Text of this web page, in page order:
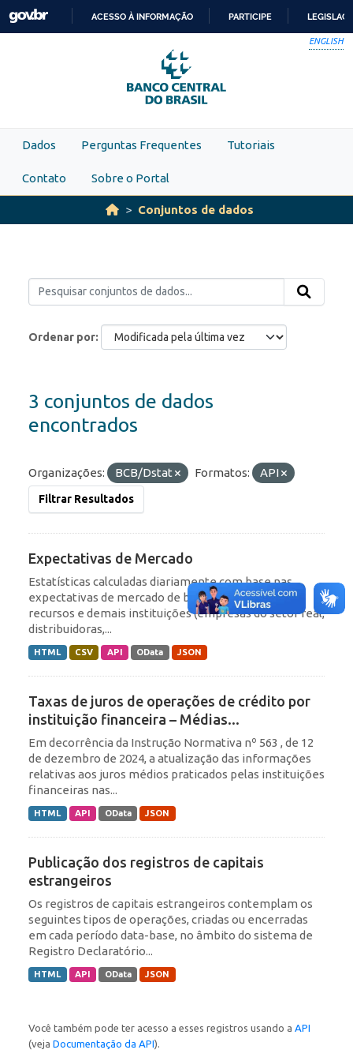
Skip to main content
PARA
O
CONTEÚDO
ACESSO À INFORMAÇÃO PARTICIPE
ENGLISH
Dados Perguntas Frequentes Tutoriais
Contato Sobre o Portal
Conjuntos de dados
Ordenar por
3 conjuntos de dados
encontrados
Organizações: BCB/Dstat Formatos: API
Filtrar Resultados
Expectativas de Mercado
Estatísticas calculadas diariamente com base nas
expectativas de mercado de bancos, gestores de
recursos e demais instituições (empresas do setor real,
distribuidoras,...
HTML CSV API OData JSON
Taxas de juros de operações de crédito por
instituição financeira – Médias...
Em decorrência da Instrução Normativa nº 563 , de 12
de dezembro de 2024, a atualização das informações
relativas aos juros médios praticados pelas instituições
financeiras nas...
HTML API OData JSON
Publicação dos registros de capitais
estrangeiros
Os registros de capitais estrangeiros contemplam os
seguintes tipos de operações, criadas ou encerradas
em cada período data-base, no âmbito do sistema de
Registro Declaratório...
HTML API OData JSON
Você também pode ter acesso a esses registros usando a API
(veja Documentação da API).